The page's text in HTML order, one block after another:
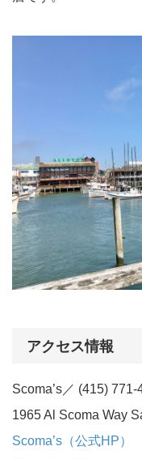
アクセス情報
Scoma’s／ (415) 771-
1965 Al Scoma Way
Scoma’s（公式HP）